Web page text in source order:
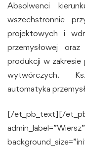
Absolwenci
wszechstronnie
projektowych i
przemysłowej
produkcji w zakresie
wytwórczych.
automatyka
[/et_pb_text][/